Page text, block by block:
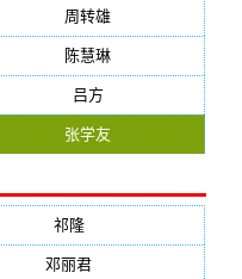
周转雄
陈慧琳
吕方
张学友
祁隆(647)
邓丽君